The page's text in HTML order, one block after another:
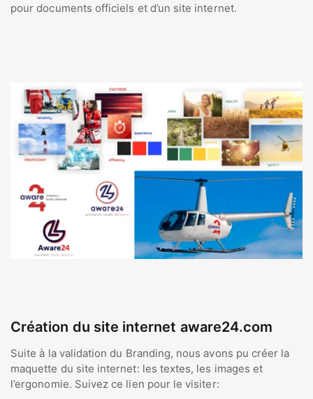
pour documents officiels et d’un site internet.
Création du site internet aware24.com
Suite à la validation du Branding, nous avons pu créer la
maquette du site internet: les textes, les images et
l’ergonomie. Suivez ce lien pour le visiter: